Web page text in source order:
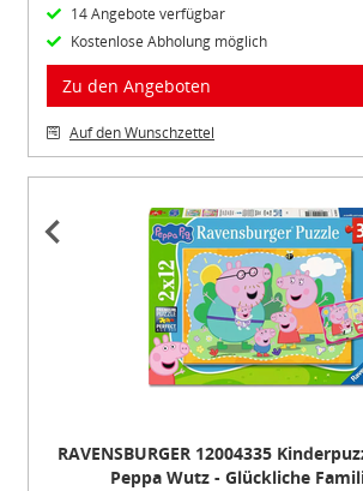
14 Angebote verfügbar
Kostenlose Abholung möglich
Zu den Angeboten
Auf den Wunschzettel
RAVENSBURGER 12004335
Peppa Wutz - Glückliche